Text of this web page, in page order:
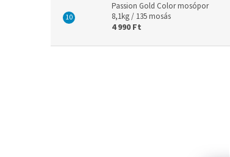
Passion Gold Color mosópor
8,1kg / 135 mosás
4 990 Ft